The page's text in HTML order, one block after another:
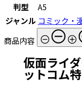
判型
A5
ジャンル コミック・
商品内容
仮面ライ
ットコム